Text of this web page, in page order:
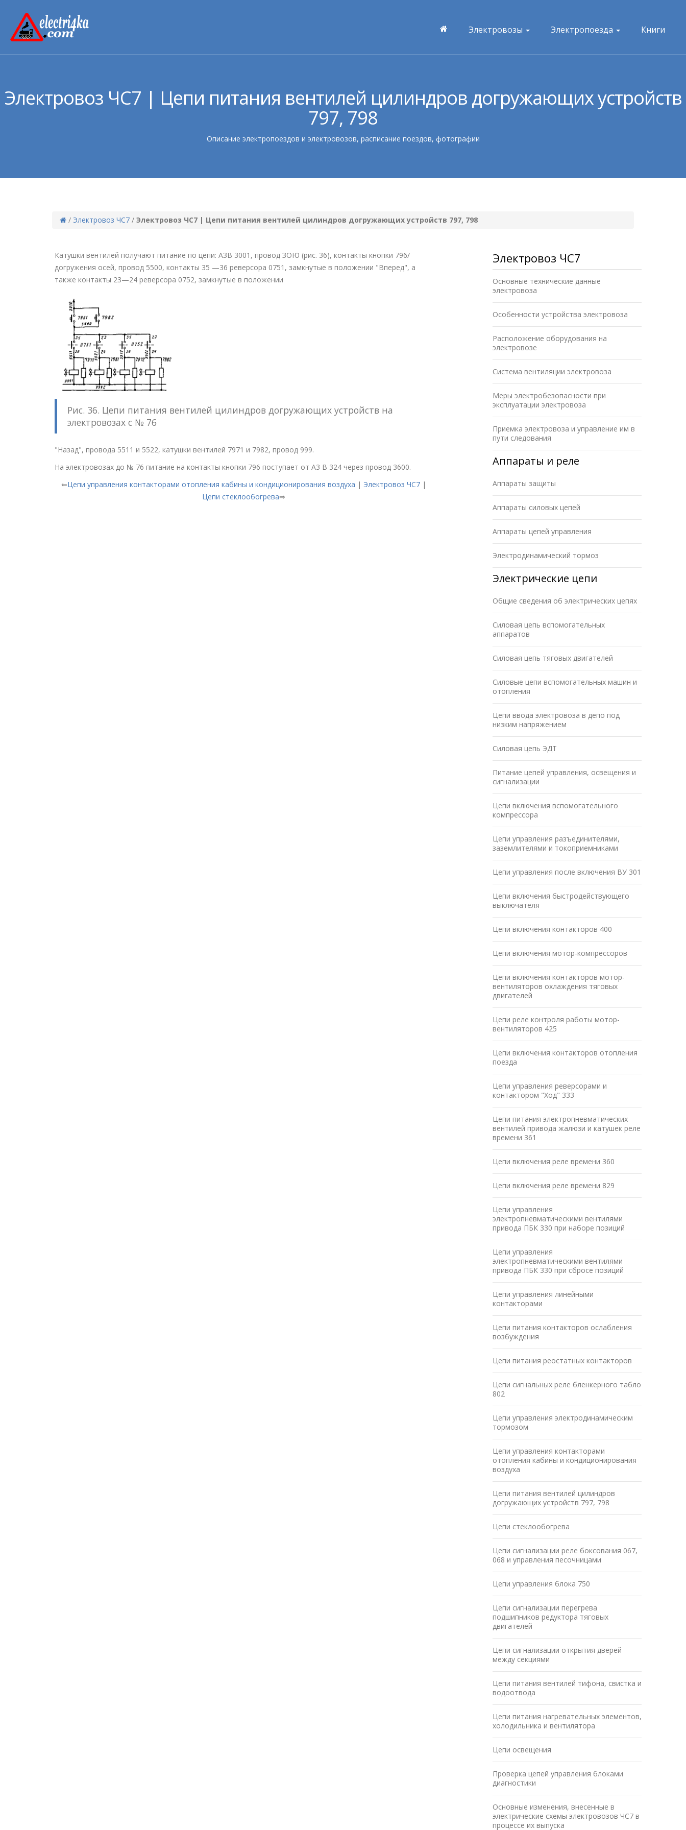
Электровозы Электропоезда Книги
Электровоз ЧС7 | Цепи питания вентилей цилиндров догружающих устройств
797, 798
Описание электропоездов и электровозов, расписание поездов, фотографии
/ Электровоз ЧС7 / Электровоз ЧС7 | Цепи питания вентилей цилиндров догружающих устройств 797, 798
Катушки вентилей получают питание по цепи: АЗВ 3001, провод ЗОЮ (рис. 36), контакты кнопки 796/
догружения осей, провод 5500, контакты 35 —36 реверсора 0751, замкнутые в положении "Вперед", а
также контакты 23—24 реверсора 0752, замкнутые в положении
Рис. 36. Цепи питания вентилей цилиндров догружающих устройств на
электровозах с № 76
"Назад", провода 5511 и 5522, катушки вентилей 7971 и 7982, провод 999.
На электровозах до № 76 питание на контакты кнопки 796 поступает от A3 В 324 через провод 3600.
⇐Цепи управления контакторами отопления кабины и кондиционирования воздуха | Электровоз ЧС7|
Цепи стеклообогрева⇒
Электровоз ЧС7
Основные технические данные
электровоза
Особенности устройства электровоза
Расположение оборудования на
электровозе
Система вентиляции электровоза
Меры электробезопасности при
эксплуатации электровоза
Приемка электровоза и управление им в
пути следования
Аппараты и реле
Аппараты защиты
Аппараты силовых цепей
Аппараты цепей управления
Электродинамический тормоз
Электрические цепи
Общие сведения об электрических цепях
Силовая цепь вспомогательных
аппаратов
Силовая цепь тяговых двигателей
Силовые цепи вспомогательных машин и
отопления
Цепи ввода электровоза в депо под
низким напряжением
Силовая цепь ЭДТ
Питание цепей управления, освещения и
сигнализации
Цепи включения вспомогательного
компрессора
Цепи управления разъединителями,
заземлителями и токоприемниками
Цепи управления после включения ВУ 301
Цепи включения быстродействующего
выключателя
Цепи включения контакторов 400
Цепи включения мотор-компрессоров
Цепи включения контакторов мотор-
вентиляторов охлаждения тяговых
двигателей
Цепи реле контроля работы мотор-
вентиляторов 425
Цепи включения контакторов отопления
поезда
Цепи управления реверсорами и
контактором "Ход" 333
Цепи питания электропневматических
вентилей привода жалюзи и катушек реле
времени 361
Цепи включения реле времени 360
Цепи включения реле времени 829
Цепи управления
электропневматическими вентилями
привода ПБК 330 при наборе позиций
Цепи управления
электропневматическими вентилями
привода ПБК 330 при сбросе позиций
Цепи управления линейными
контакторами
Цепи питания контакторов ослабления
возбуждения
Цепи питания реостатных контакторов
Цепи сигнальных реле бленкерного табло
802
Цепи управления электродинамическим
тормозом
Цепи управления контакторами
отопления кабины и кондиционирования
воздуха
Цепи питания вентилей цилиндров
догружающих устройств 797, 798
Цепи стеклообогрева
Цепи сигнализации реле боксования 067,
068 и управления песочницами
Цепи управления блока 750
Цепи сигнализации перегрева
подшипников редуктора тяговых
двигателей
Цепи сигнализации открытия дверей
между секциями
Цепи питания вентилей тифона, свистка и
водоотвода
Цепи питания нагревательных элементов,
холодильника и вентилятора
Цепи освещения
Проверка цепей управления блоками
диагностики
Основные изменения, внесенные в
электрические схемы электровозов ЧС7 в
процессе их выпуска